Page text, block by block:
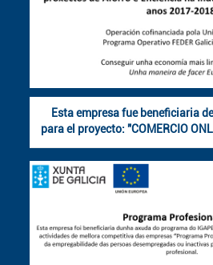
Esta empresa fue beneficiaria
para el proyecto: "COMERCIO